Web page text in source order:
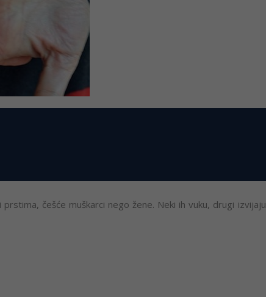
češće muškarci nego žene. Neki ih vuku, drugi izvijaju